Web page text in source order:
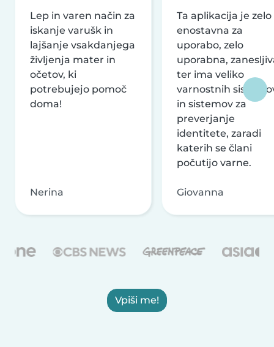
Lep in varen način za
iskanje varušk in
lajšanje vsakdanjega
življenja mater in
očetov, ki
potrebujejo pomoč
doma!
Nerina
Ta aplikacija je zelo
enostavna za
uporabo, zelo
uporabna,
ter ima veliko
varnostnih
in sistemov za
preverjanje
identitete, zaradi
katerih se člani
počutijo varne.
Giovanna
Vpiši me!